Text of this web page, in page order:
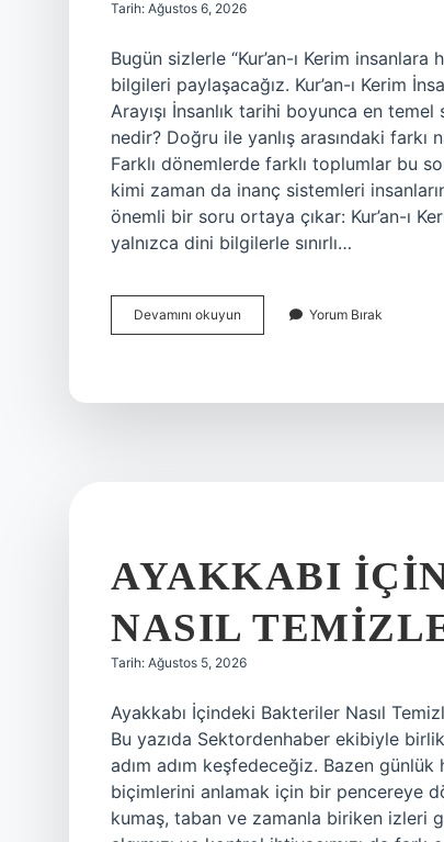
Tarih: Ağustos 6, 2026
Bugün sizlerle “Kur’an-ı Kerim
bilgileri paylaşacağız. Kur’an-ı Kerim
Arayışı İnsanlık tarihi boyunca en
nedir? Doğru ile yanlış arasındaki farkı
Farklı dönemlerde farklı toplumlar bu
kimi zaman da inanç sistemleri
önemli bir soru ortaya çıkar: Kur’an-ı
yalnızca dini bilgilerle sınırlı…
Devamını okuyun
ı
Yorum Bırak
AYAKKABI
NASIL
Tarih: Ağustos 5, 2026
Ayakkabı İçindeki Bakteriler Nasıl
Bu yazıda Sektordenhaber ekibiyle
adım adım keşfedeceğiz. Bazen günlük
biçimlerini anlamak için bir pencereye
kumaş, taban ve zamanla biriken izleri